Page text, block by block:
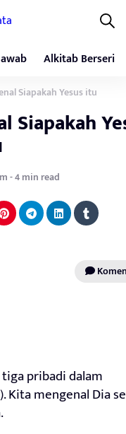
Alkitab Berseri
Siapakah Yesus itu
Siapakah
- 4 min read
pribadi dalam
). Kita mengenal Dia